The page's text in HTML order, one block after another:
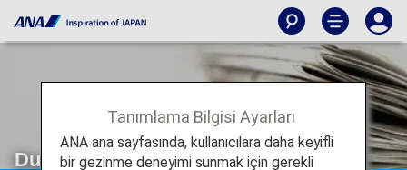
Duyurular
Tanımlama Bilgisi Ayarları
ANA ana sayfasında, kullanıcılara daha keyifli
bir gezinme deneyimi sunmak için gerekli